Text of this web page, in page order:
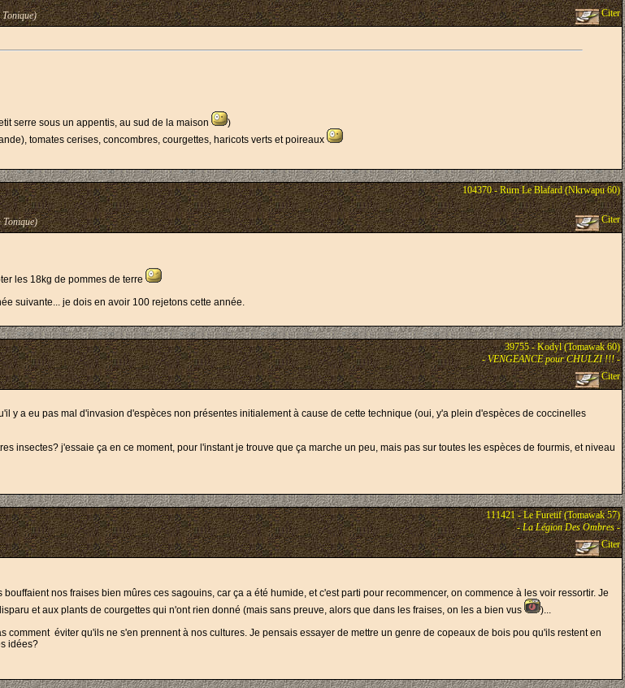
Citer
serre sous un appentis, au sud de la maison
)
tomates cerises, concombres, courgettes, haricots verts et poireaux
104370 - Rurn Le Blafard (Nkrwapu 60)
Citer
les 18kg de pommes de terre
suivante... je dois en avoir 100 rejetons cette année.
39755 - Kodyl (Tomawak 60)
-VENGEANCE pour CHULZI !!!-
Citer
y a eu pas mal d'invasion d'espèces non présentes initialement à cause de cette technique (oui, y'a plein d'espèces de coccinelles
insectes? j'essaie ça en ce moment, pour l'instant je trouve que ça marche un peu, mais pas sur toutes les espèces de fourmis, et niveau
111421 - Le Furetif (Tomawak 57)
-La Légion Des Ombres-
Citer
nos fraises bien mûres ces sagouins, car ça a été humide, et c'est parti pour recommencer, on commence à les voir ressortir. Je
et aux plants de courgettes qui n'ont rien donné (mais sans preuve, alors que dans les fraises, on les a bien vus
)...
comment éviter qu'ils ne s'en prennent à nos cultures. Je pensais essayer de mettre un genre de copeaux de bois pou qu'ils restent en
idées?